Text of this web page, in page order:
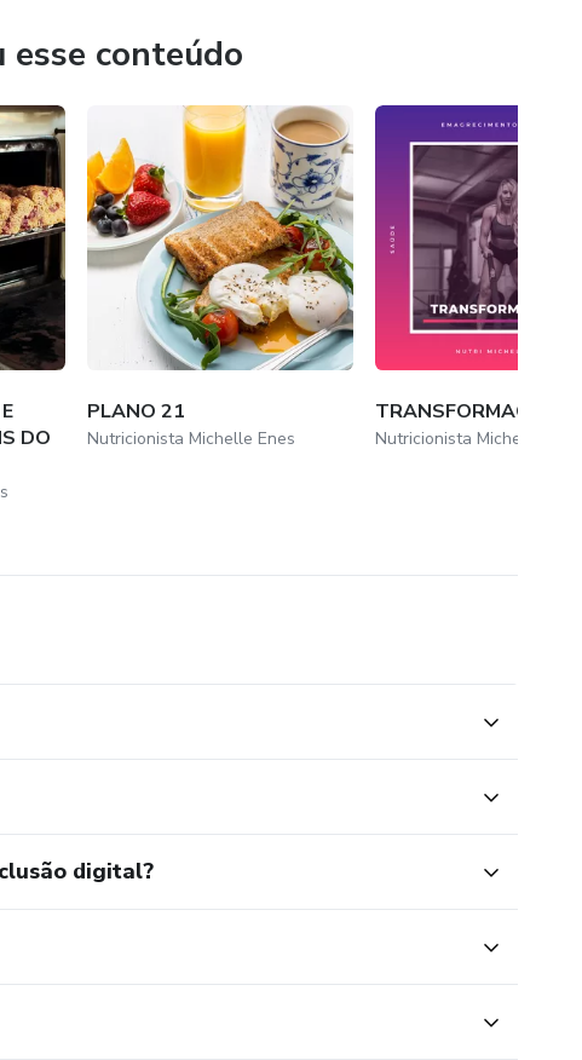
sem autoestima foi então que decidi
relação a comida, foi a melhor decisão que tomei na
feliz e equilibrada, aprender alimentar meu corpo e
do meu trabalho ajudar o máximo de pessoas
saudável, sustentável e equilibrada.
conteúdo
DO
PLANO 21
Nutricionista Michelle Enes
TRANSFORMACAO 7.9
Nutricionista Michelle Enes
digital?